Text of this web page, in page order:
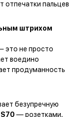
отпечатки пальцев
штрихом
это не просто
воедино
продуманность
безупречную
— розетками,